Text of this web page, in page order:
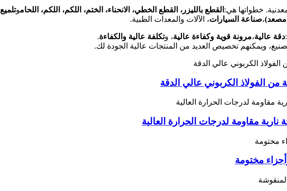
خطواتها هي: القطع بالليزر، القطع الخطي، الانحناء، الختم، اللكم، اللكم، اللحاموتلميع
(مصعد)،صناعة السيارات، الآلات والمعدات الطبية.
دقة عالية،مرونة قوية وكفاءة عالية، وتكلفة عالية والكفاءة.
الفولاذ الكربوني عالي الدقة
مقاومة لدرجات الحرارة العالية
مختومة